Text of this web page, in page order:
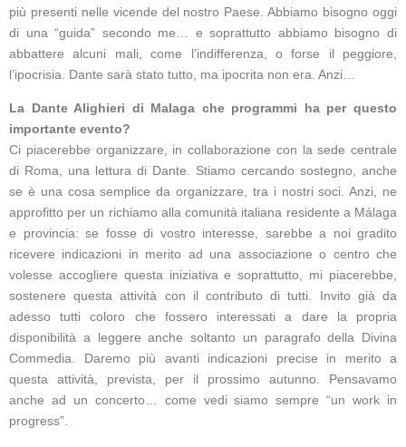
più presenti nelle vicende del nostro Paese. Abbiamo bisogno oggi
di una “guida” secondo me… e soprattutto abbiamo bisogno di
abbattere alcuni mali, come l’indifferenza, o forse il peggiore,
l’ipocrisia. Dante sarà stato tutto, ma ipocrita non era. Anzi…
La Dante Alighieri di Malaga che programmi ha per questo
importante evento?
Ci piacerebbe organizzare, in collaborazione con la sede centrale
di Roma, una lettura di Dante. Stiamo cercando sostegno, anche
se è una cosa semplice da organizzare, tra i nostri soci. Anzi, ne
approfitto per un richiamo alla comunità italiana residente a Málaga
e provincia: se fosse di vostro interesse, sarebbe a noi gradito
ricevere indicazioni in merito ad una associazione o centro che
volesse accogliere questa iniziativa e soprattutto, mi piacerebbe,
sostenere questa attività con il contributo di tutti. Invito già da
adesso tutti coloro che fossero interessati a dare la propria
disponibilità a leggere anche soltanto un paragrafo della Divina
Commedia. Daremo più avanti indicazioni precise in merito a
questa attività, prevista, per il prossimo autunno. Pensavamo
anche ad un concerto… come vedi siamo sempre “un work in
progress”.